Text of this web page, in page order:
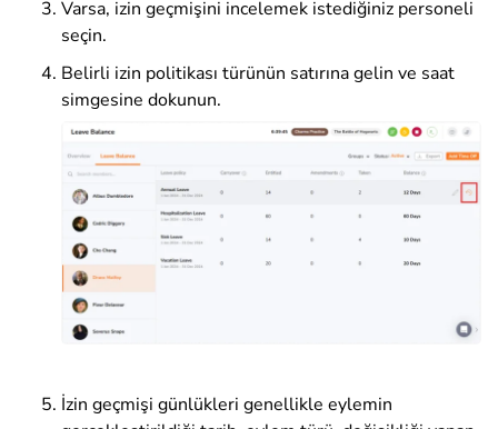
Varsa, izin geçmişini incelemek istediğiniz personeli
seçin.
Belirli izin politikası türünün satırına gelin ve saat
simgesine dokunun.
İzin geçmişi günlükleri genellikle eylemin